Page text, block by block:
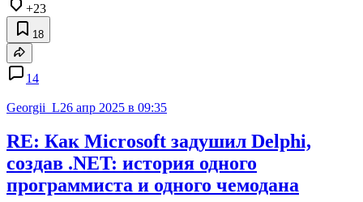
+23
18
14
Georgii_L26 апр 2025 в 09:35
RE: Как Microsoft задушил Delphi,
создав .NET: история одного
программиста и одного чемодана